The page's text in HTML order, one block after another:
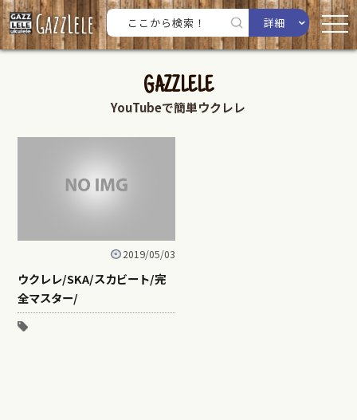
詳細
GAZZLELE
YouTubeで簡単ウクレレ
2019/05/03
ウクレレ/SKA/スカビート/完
全マスター/